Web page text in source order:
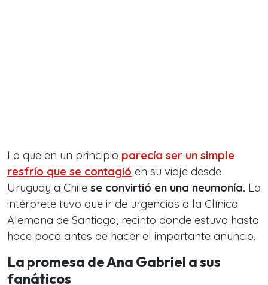
Lo que en un principio parecía ser un simple
resfrío que se contagió en su viaje desde
Uruguay a Chile se convirtió en una neumonía. La
intérprete tuvo que ir de urgencias a la Clínica
Alemana de Santiago, recinto donde estuvo hasta
hace poco antes de hacer el importante anuncio.
La promesa de Ana Gabriel a sus
fanáticos